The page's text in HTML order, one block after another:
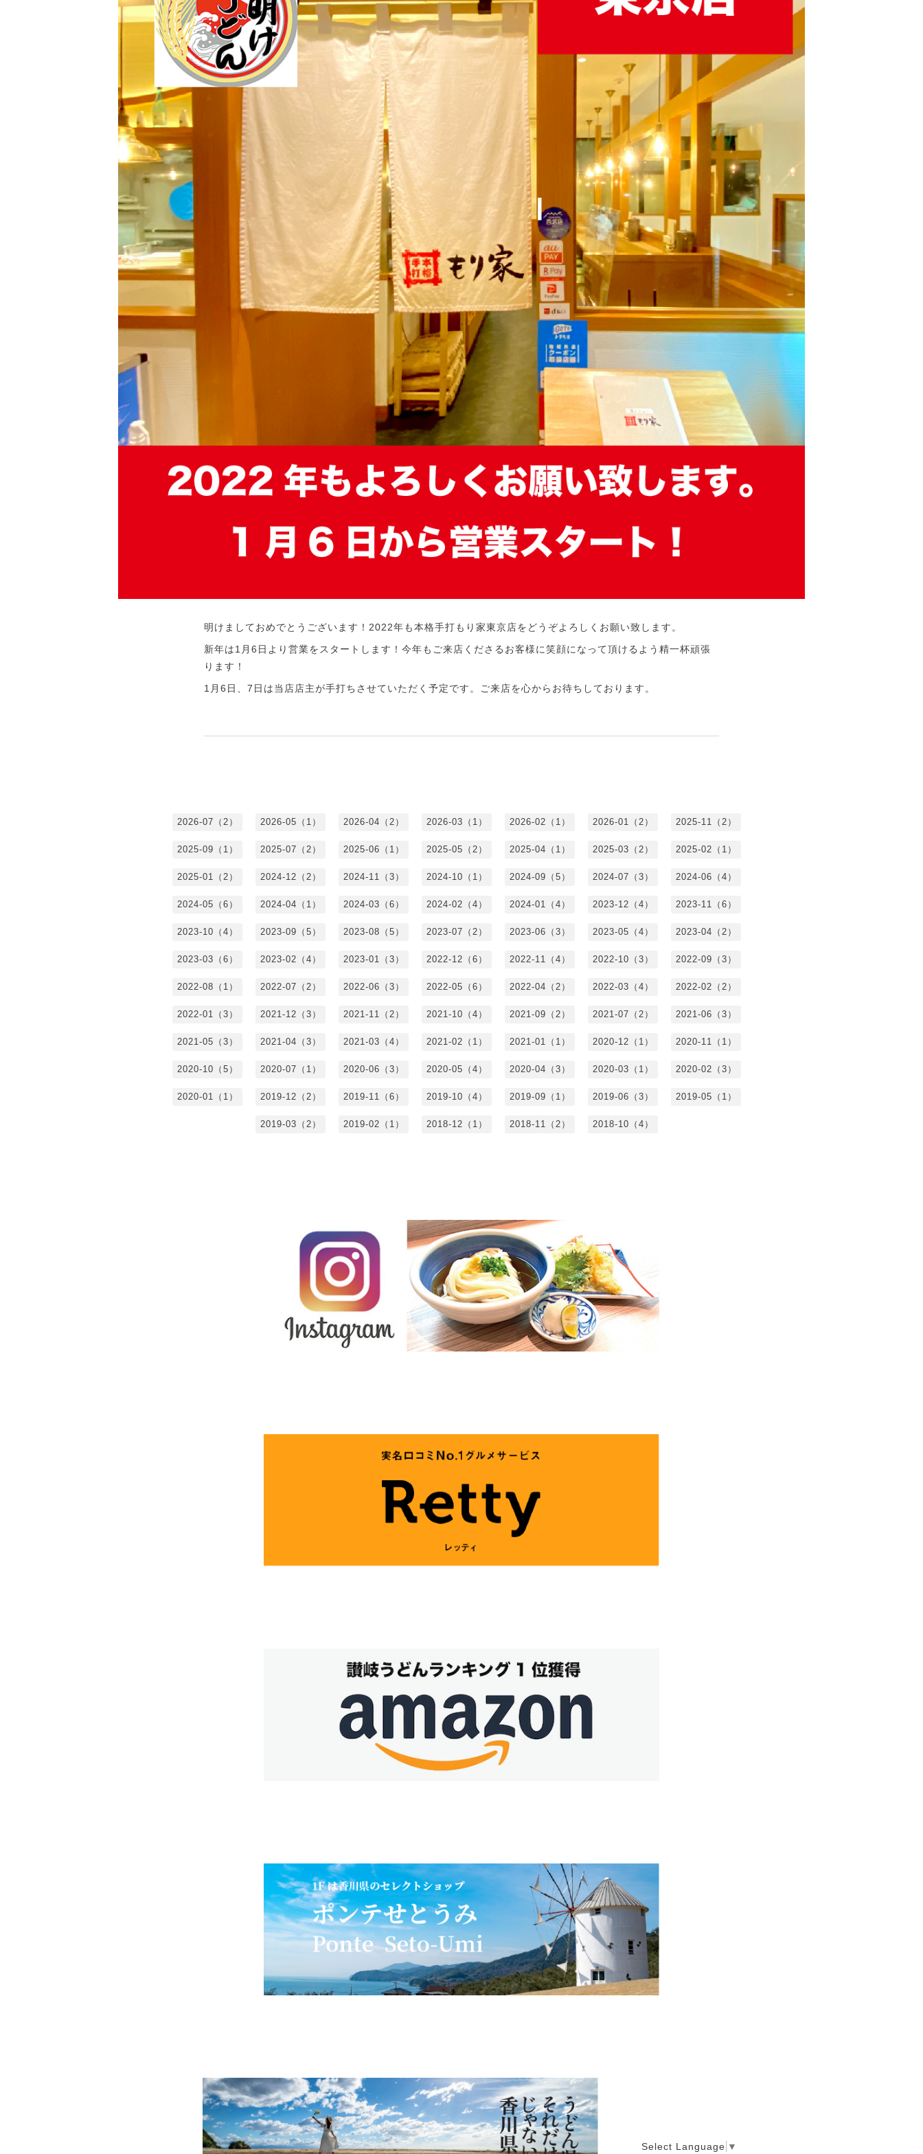
明けましておめでとうございます！2022年も本格手打もり家東京店をどうぞよろしくお願い致します。
新年は1月6日より営業をスタートします！今年もご来店くださるお客様に笑顔になって頂けるよう精一杯頑張
ります！
1月6日、7日は当店店主が手打ちさせていただく予定です。ご来店を心からお待ちしております。
2026-07（2） 2026-05（1） 2026-04（2） 2026-03（1） 2026-02（1） 2026-01（2） 2025-11（2）
2025-09（1） 2025-07（2） 2025-06（1） 2025-05（2） 2025-04（1） 2025-03（2） 2025-02（1）
2025-01（2） 2024-12（2） 2024-11（3） 2024-10（1） 2024-09（5） 2024-07（3） 2024-06（4）
2024-05（6） 2024-04（1） 2024-03（6） 2024-02（4） 2024-01（4） 2023-12（4） 2023-11（6）
2023-10（4） 2023-09（5） 2023-08（5） 2023-07（2） 2023-06（3） 2023-05（4） 2023-04（2）
2023-03（6） 2023-02（4） 2023-01（3） 2022-12（6） 2022-11（4） 2022-10（3） 2022-09（3）
2022-08（1） 2022-07（2） 2022-06（3） 2022-05（6） 2022-04（2） 2022-03（4） 2022-02（2）
2022-01（3） 2021-12（3） 2021-11（2） 2021-10（4） 2021-09（2） 2021-07（2） 2021-06（3）
2021-05（3） 2021-04（3） 2021-03（4） 2021-02（1） 2021-01（1） 2020-12（1） 2020-11（1）
2020-10（5） 2020-07（1） 2020-06（3） 2020-05（4） 2020-04（3） 2020-03（1） 2020-02（3）
2020-01（1） 2019-12（2） 2019-11（6） 2019-10（4） 2019-09（1） 2019-06（3） 2019-05（1）
2019-03（2） 2019-02（1） 2018-12（1） 2018-11（2） 2018-10（4）
Select Language ▼